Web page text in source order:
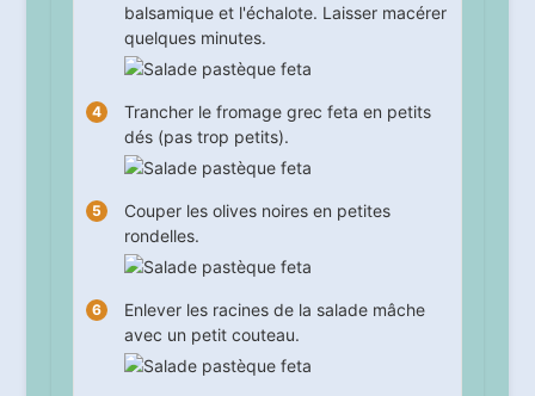
balsamique et l'échalote. Laisser macérer
quelques minutes.
Trancher le fromage grec feta en petits
dés (pas trop petits).
Couper les olives noires en petites
rondelles.
Enlever les racines de la salade mâche
avec un petit couteau.